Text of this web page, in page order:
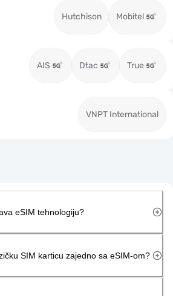
Hutchison Mobitel
AIS Dtac True
VNPT International
eSIM tehnologiju?
SIM karticu zajedno sa eSIM-om?